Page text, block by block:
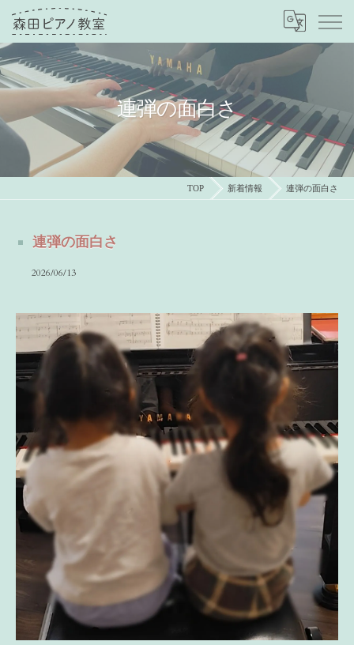
連弾の面白さ
TOP 新着情報 連弾の面白さ
連弾の面白さ
2026/06/13